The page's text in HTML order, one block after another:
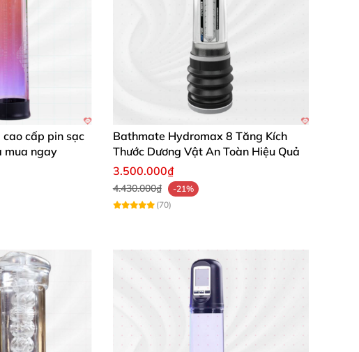
cấp pin sạc
mua ngay
Bathmate Hydromax 8 Tăng Kích
Thước Dương Vật An Toàn Hiệu Quả
3.500.000₫
4.430.000₫
-21%
(70)